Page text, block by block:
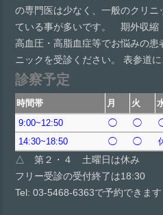
の専門医は少なく、一般のクリ
ている事が多いです。 期外収縮
高血圧・高脂血症等でお悩みの患
ニックを受診ください。 表参道
診察予定
時間帯 月 火
9:00~12:50
◯ ◯
14:30~18:50
◯ ◯
△ 第２・４ 土曜日は休み
フリー受診の受付終了は18:30
Tel: 03-5468-6363で予約できます